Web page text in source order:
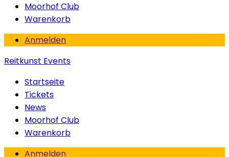
Moorhof Club
Warenkorb
Anmelden
Reitkunst Events
Startseite
Tickets
News
Moorhof Club
Warenkorb
Anmelden